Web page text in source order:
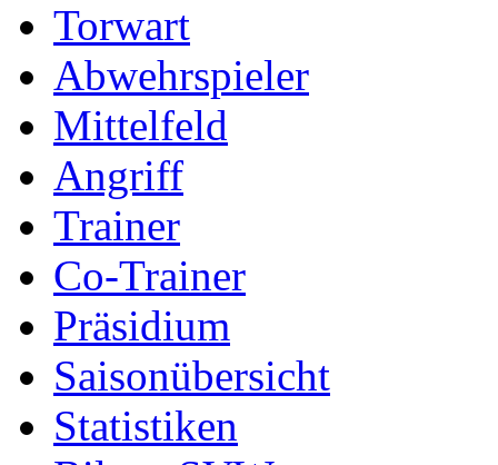
Torwart
Abwehrspieler
Mittelfeld
Angriff
Trainer
Co-Trainer
Präsidium
Saisonübersicht
Statistiken